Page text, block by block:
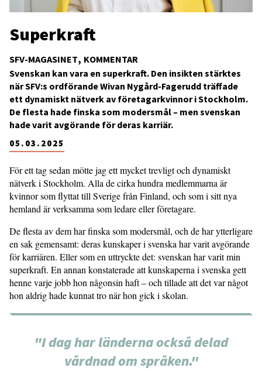
SFV-MAGASINET KOMMENTAR
Superkraft
05.03.2025
Svenskan kan vara en superkraft. Den insikten stärktes
när SFV:s ordförande Wivan Nygård-Fagerudd träffade
ett dynamiskt nätverk av företagarkvinnor i Stockholm.
De flesta hade finska som modersmål – men svenskan
hade varit avgörande för deras karriär.
För ett tag sedan mötte jag ett mycket trevligt och dynamiskt
nätverk i Stockholm. Alla de cirka hundra medlemmarna är
kvinnor som flyttat till Sverige från Finland, och som i sitt nya
hemland är verksamma som ledare eller företagare.
De flesta av dem har finska som modersmål, och de har ytterligare
en sak gemensamt: deras kunskaper i svenska har varit avgörande
för karriären. Eller som en uttryckte det: svenskan har varit min
superkraft. En annan konstaterade att kunskaperna i svenska gett
henne varje jobb hon någonsin haft – och tillade att det var något
hon aldrig hade kunnat tro när hon gick i skolan.
"I dag har länderna också delad
vårdnad om språken."